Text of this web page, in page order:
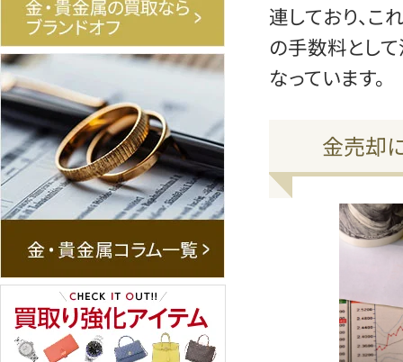
連しており、
の手数料とし
なっています。
金売却